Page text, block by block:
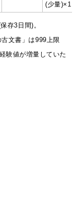
(少量)×1
存3日間)。
文書」は999上限
験値が増量していた